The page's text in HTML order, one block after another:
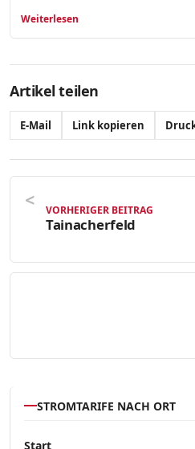
Weiterlesen
Artikel teilen
E-Mail Link kopieren
VORHERIGER BEITRAG
Tainacherfeld
STROMTARIFE NACH ORT
Start